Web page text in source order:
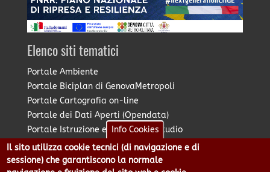
Elenco siti tematici
Portale Ambiente
Portale Biciplan di GenovaMetropoli
Portale Cartografia on-line
Portale dei Dati Aperti (Opendata)
Portale Istruzione e Diritto allo Studio
Portale Marketing Territoriale
Portale Piano Strategico Metropolitano
Info Cookies
Il sito utilizza cookie tecnici (di navigazione e di
sessione) che garantiscono la normale